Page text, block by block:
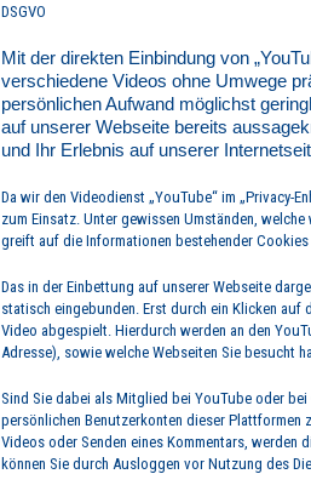
DSGVO
Mit der direkten Einbindung von
verschiedene Videos ohne Umwege
persönlichen Aufwand möglichst
auf unserer Webseite bereits
und Ihr Erlebnis auf unserer
Da wir den Videodienst „YouTube“ im „Privacy-
zum Einsatz. Unter gewissen Umständen,
greift auf die Informationen bestehender
Das in der Einbettung auf unserer Webseite
statisch eingebunden. Erst durch ein Klicken
Video abgespielt. Hierdurch werden an den
Adresse), sowie welche Webseiten Sie besucht
Sind Sie dabei als Mitglied bei YouTube oder
persönlichen Benutzerkonten dieser
Videos oder Senden eines Kommentars, werden
können Sie durch Ausloggen vor Nutzung des